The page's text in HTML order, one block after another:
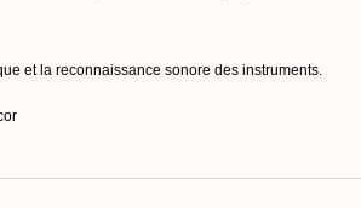
et la reconnaissance sonore des instruments.